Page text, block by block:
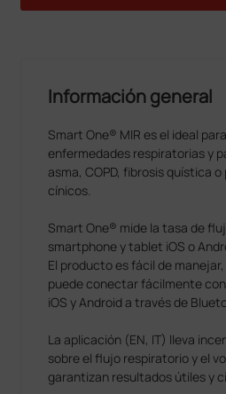
Información general
Smart One® MIR es el ideal
enfermedades respiratorias y
asma, COPD, fibrosis quística
cínicos.
Smart One® mide la tasa de
smartphone y tablet iOS o
El producto es fácil de
puede conectar fácilmente
iOS y Android a través de
La aplicación (EN, IT) lleva
sobre el flujo respiratorio y el
garantizan resultados útiles y